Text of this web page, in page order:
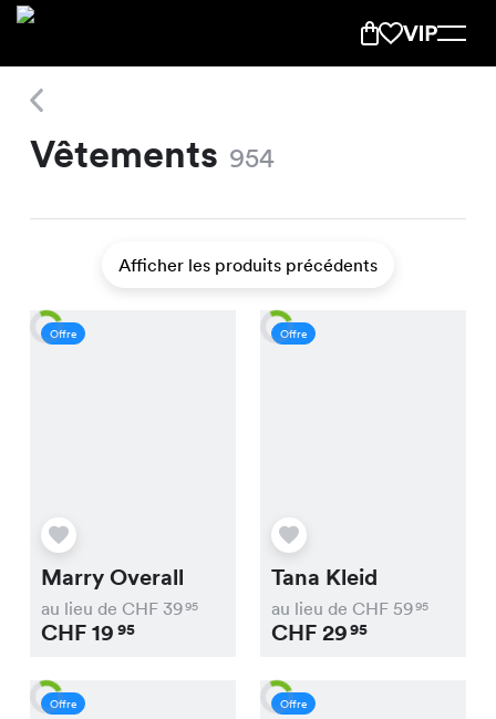
Vêtements 954
Afficher les produits précédents
Offre
Marry Overall
au lieu de CHF 3995
CHF19 95
Offre
Tana Kleid
au lieu de CHF 5995
CHF2995
Offre Offre